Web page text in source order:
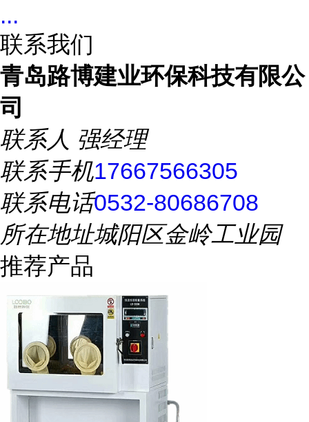
...
联系我们
青岛路博建业环保科技有限公
司
联系人 强经理
联系手机17667566305
联系电话0532-80686708
所在地址城阳区金岭工业园
推荐产品